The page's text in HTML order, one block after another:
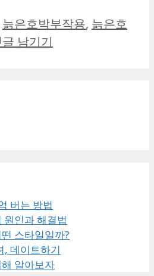
늙은호박부작용, 늙은호
글 남기기
버는 방법
원인과 해결법
스타일일까?
, 데이트하기
알아보자